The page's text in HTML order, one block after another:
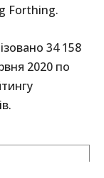
Forthing.
34 158
2020 по